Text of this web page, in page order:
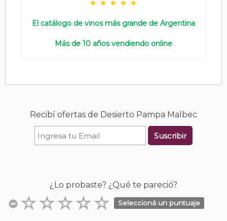
El catálogo de vinos más grande de Argentina
Más de 10 años vendiendo online
Recibí ofertas de Desierto Pampa Malbec
Suscribir
¿Lo probaste? ¿Qué te pareció?
Seleccioná un puntuaje